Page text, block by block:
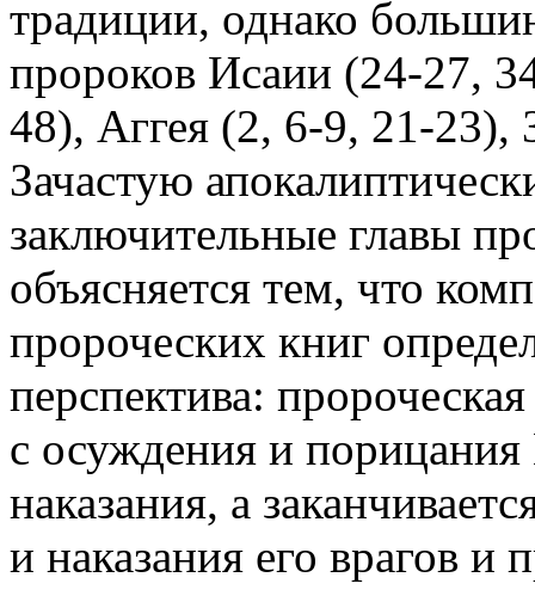
традиции, однако
пророков Исаии (24-27,
48), Аггея (2, 6-9, 21-23),
Зачастую
заключительные главы
объясняется тем, что
пророческих книг
перспектива:
с осуждения и
наказания, а
и наказания его врагов и